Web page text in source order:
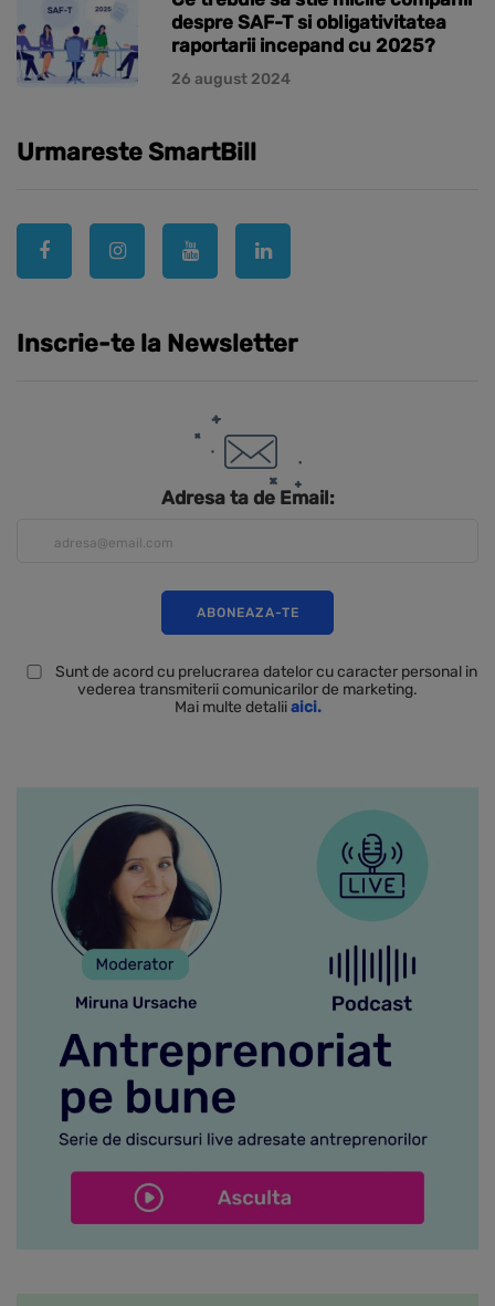
despre SAF-T si obligativitatea
raportarii incepand cu 2025?
26 august 2024
Urmareste SmartBill
Inscrie-te la Newsletter
Adresa ta de Email:
Sunt de acord cu prelucrarea datelor cu caracter personal in
vederea transmiterii comunicarilor de marketing.
Mai multe detaliiaici.